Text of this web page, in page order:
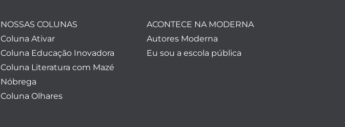
NOSSAS COLUNAS
Coluna Ativar
Coluna Educação Inovadora
Coluna Literatura com Mazé
Nóbrega
Coluna Olhares
ACONTECE NA MODERNA
Autores Moderna
Eu sou a escola pública